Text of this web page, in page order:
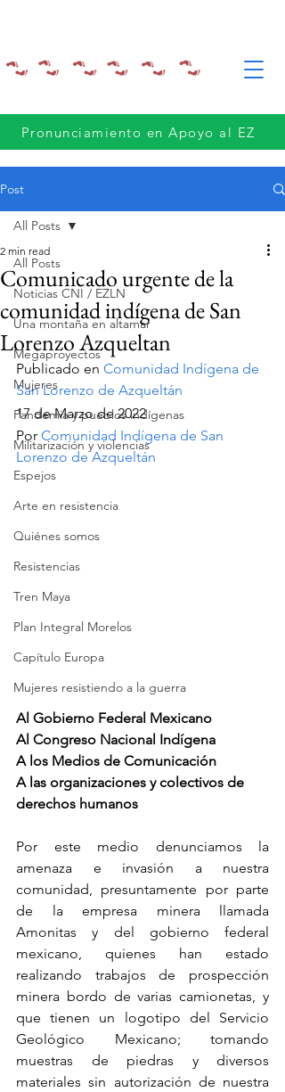
Pronunciamiento en Apoyo al EZ
Post
All Posts
Noticias CNI / EZLN
Una montaña en altamar
Megaproyectos
Mujeres
Pandemia y pueblos indígenas
Militarización y violencias
Espejos
Arte en resistencia
Quiénes somos
Resistencias
Tren Maya
Plan Integral Morelos
Capítulo Europa
Mujeres resistiendo a la guerra
All Posts
Comunicado urgente de la
comunidad indígena de San
Lorenzo Azqueltan
2 min read
Publicado en Comunidad Indígena de
San Lorenzo de Azqueltán
17 de Marzo de 2022
Por Comunidad Indígena de San
Lorenzo de Azqueltán
Al Gobierno Federal Mexicano
Al Congreso Nacional Indígena
A los Medios de Comunicación
A las organizaciones y colectivos de
derechos humanos
Por este medio denunciamos la
amenaza e invasión a nuestra
comunidad, presuntamente por parte
de la empresa minera llamada
Amonitas y del gobierno federal
mexicano, quienes han estado
realizando trabajos de prospección
minera bordo de varias camionetas, y
que tienen un logotipo del Servicio
Geológico Mexicano; tomando
muestras de piedras y diversos
materiales sin autorización de nuestra